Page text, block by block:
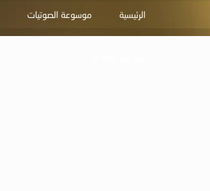
الرئيسية موسوعة الصوتيات